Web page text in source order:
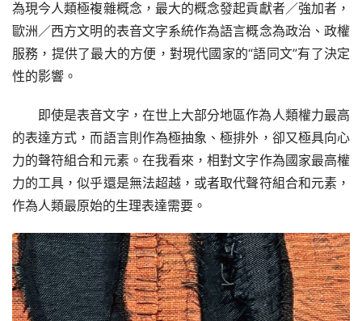
為現今人類極複雜概念，最大的概念發起貢獻者／強加者，
歐洲／西方文明的表音文字系統作為語言概念為政治、政權
服務，提供了最大的方便，對現代國家的“語同文”有了決定
性的影響。
即使是表音文字，在世上大部分地區作為人類權力最高
的表達方式，而語言則作為極抽象、極排外，卻又極具向心
力的聲符組合和元素。在我看來，相對文字作為國家最高權
力的工具，似乎還是無法超越，或者取代聲符組合和元素，
作為人類最原始的生理表達需要。